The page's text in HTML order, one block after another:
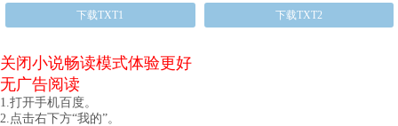
下载TXT1 下载TXT2
关闭小说畅读模式体验更好
无广告阅读
1.打开手机百度。
2.点击右下方“我的”。